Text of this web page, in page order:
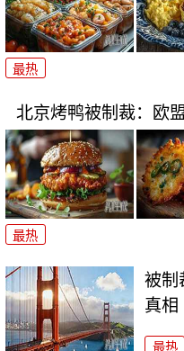
最热
北京烤鸭被制裁：欧
最热
被制
真相
最热